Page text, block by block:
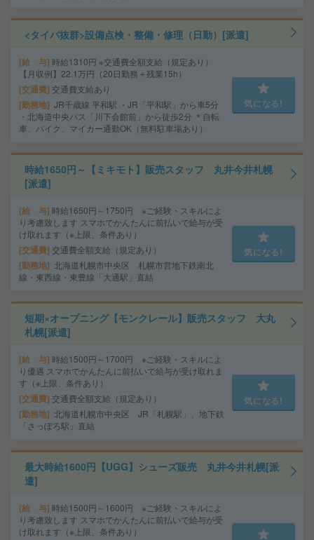
<タイパ抜群>設備点検・整備・修理（日勤）[派遣]
給 与 時給1310円 ※交通費全額支給（規定あり）
【月収例】22.1万円（20日勤務＋残業15h）
交通費 交通費支給あり
勤務地 JR千歳線 平和駅 ・JR「平和駅」から車5分
・北海道中央バス「川下会館前」から徒歩2分 ＊自転
車、バイク、マイカー通勤OK（無料駐車場あり）
気になる!
時給1650円～【ミキモト】販売スタッフ 丸井今井札幌
[派遣]
給 与 時給1650円～1750円 ※ご経験・スキルによ
り考慮致します スマホでかんたんに前払いで給与が受
け取れます（※上限、条件あり）
交通費 交通費全額支給（規定あり）
勤務地
北海道札幌市中央区 札幌市営地下鉄南北
線・東西線・東豊線「大通駅」直結
気になる!
短期×オープニング【モンクレール】販売スタッフ 大丸
札幌[派遣]
給 与 時給1500円～1700円 ※ご経験・スキルによ
り優遇 スマホでかんたんに前払いで給与が受け取れま
す（※上限、条件あり）
交通費 交通費全額支給（規定あり）
勤務地
北海道札幌市中央区 JR「札幌駅」、地下鉄
「さっぽろ駅」直結
気になる!
最大時給1600円【UGG】シューズ販売 丸井今井札幌[派
遣]
給 与 時給1500円～1600円 ※ご経験・スキルによ
り考慮致します スマホでかんたんに前払いで給与が受
け取れます（※上限、条件あり）